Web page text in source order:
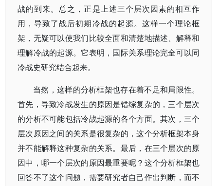
战的到来。总之，正是上述三个层次因素的相互作
用，导致了战后初期冷战的起源。这样一个理论框
架，无疑可以使我们比较全面和清楚地描述、解释和
理解冷战的起源。它表明，国际关系理论完全可以同
冷战史研究结合起来。
当然，这样的分析框架也存在着不足和局限性。
首先，导致冷战发生的原因是错综复杂的，三个层次
的分析不可能包括冷战起源的各个方面。其次，三个
层次原因之间的关系是很复杂的，这个分析框架本身
并不能解释这种复杂的关系。最后，在三个层次的原
因中，哪一个层次的原因最重要呢？这个分析框架也
回答不了这个问题，需要研究者自己作出判断，而不